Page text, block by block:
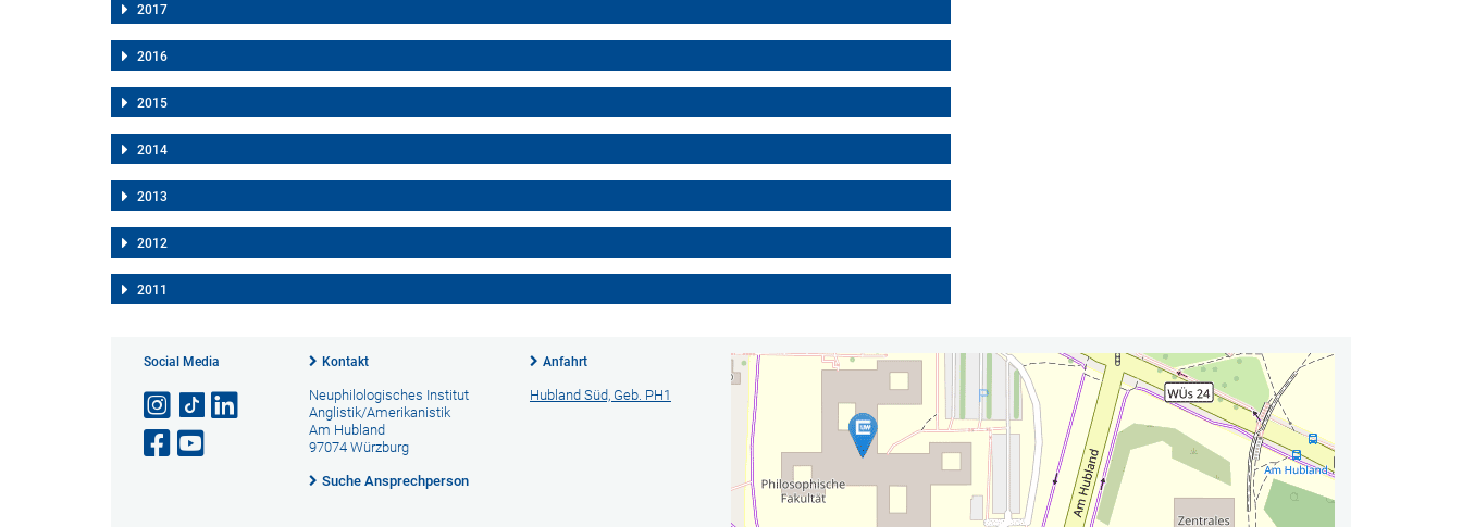
2017
2016
2015
2014
2013
2012
2011
Social Media Kontakt
Neuphilologisches Institut
Anglistik/Amerikanistik
Am Hubland
97074 Würzburg
Suche Ansprechperson
Anfahrt
Hubland Süd, Geb. PH1